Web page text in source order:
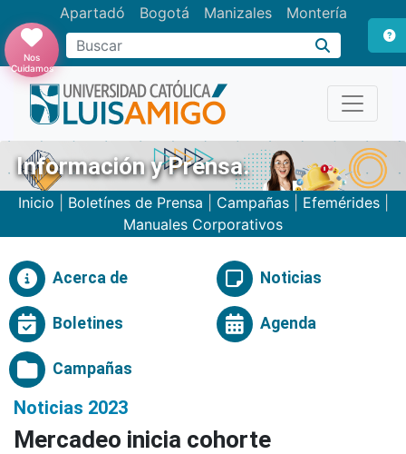
Apartadó Bogotá Manizales Montería
Buscar
Nos
Cuidamos
Información y Prensa.
Inicio Boletínes de Prensa Campañas| Efemérides|
Manuales Corporativos
Acerca de Noticias
Boletines Agenda
Campañas
Noticias 2023
Mercadeo inicia cohorte